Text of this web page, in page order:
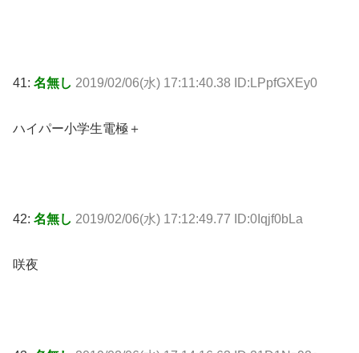
41: 名無し 2019/02/06(水) 17:11:40.38 ID:LPpfGXEy0
ハイパー小学生電極＋
42: 名無し 2019/02/06(水) 17:12:49.77 ID:0Iqjf0bLa
咲夜